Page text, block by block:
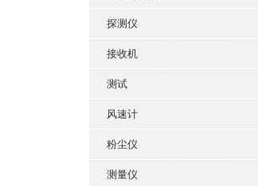
探测仪
接收机
测试
风速计
粉尘仪
测量仪